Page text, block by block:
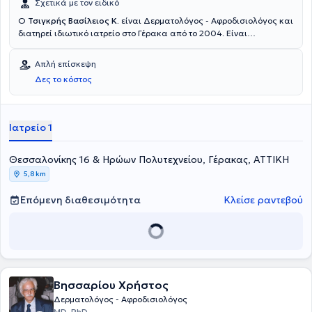
Σχετικά με τον ειδικό
Ο Τσιγκρής Βασίλειος Κ. είναι Δερματολόγος - Αφροδισιολόγος και
διατηρεί ιδιωτικό ιατρείο στο Γέρακα από το 2004. Είναι
Πανεπιστημίου Αθηνών και ειδικεύτηκε στη Δερματολογία -
Αφροδισιολογία στο Πανεπιστημιακό Γενικό Νοσοκομείο Πατρών.
Διαθέτει ιδιαίτερη εμπειρία στην κλινική δερματολογία, στα
κονδυλώματα και στις εφαρμογές laser. Τέλος, ο γιατρός είναι
Δερματολογικής και Αφροδισιολογικής Εταιρείας.
Απλή επίσκεψη
Δες το κόστος
Ιατρείο 1
Θεσσαλονίκης 16 & Ηρώων Πολυτεχνείου, Γέρακας, ΑΤΤΙΚΗ
5,8 km
Επόμενη διαθεσιμότητα Κλείσε ραντεβού
Βησσαρίου Χρήστος
Δερματολόγος - Αφροδισιολόγος